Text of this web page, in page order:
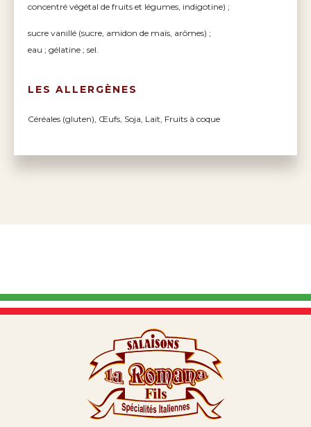
concentré végétal de fruits et légumes, indigotine) ;
sucre vanillé (sucre, amidon de maïs, arômes) ;
eau ; gélatine ; sel.
LES ALLERGÈNES
Céréales (gluten), Œufs, Soja, Lait, Fruits à coque